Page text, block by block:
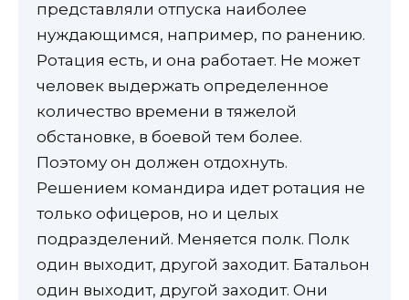
представляли отпуска наиболее
нуждающимся, например, по ранению.
Ротация есть, и она работает. Не может
человек выдержать определенное
количество времени в тяжелой
обстановке, в боевой тем более.
Поэтому он должен отдохнуть.
Решением командира идет ротация не
только офицеров, но и целых
подразделений. Меняется полк. Полк
один выходит, другой заходит. Батальон
один выходит, другой заходит. Они